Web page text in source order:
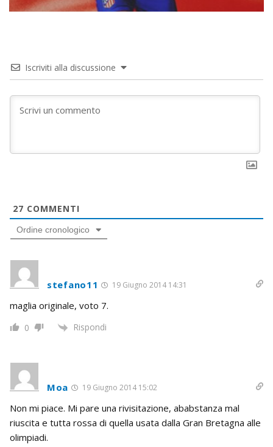
Iscriviti alla discussione
27 COMMENTI
Ordine cronologico
stefano11 19 Giugno 2014 14:31
maglia originale, voto 7.
0 Rispondi
Moa 19 Giugno 2014 15:02
Non mi piace. Mi pare una rivisitazione, ababstanza mal
riuscita e tutta rossa di quella usata dalla Gran Bretagna alle
olimpiadi.